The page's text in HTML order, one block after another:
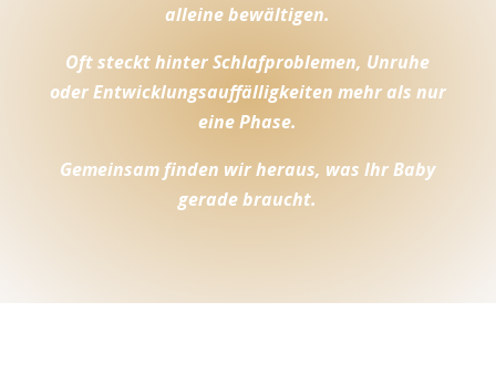
alleine bewältigen.
Oft steckt hinter Schlafproblemen, Unruhe
oder Entwicklungsauffälligkeiten mehr als nur
eine Phase.
Gemeinsam finden wir heraus, was Ihr Baby
gerade braucht.